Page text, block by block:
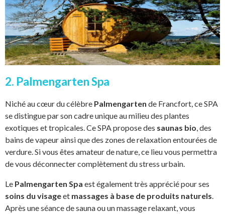
2. Palmengarten Spa
Niché au cœur du célèbre Palmengarten de Francfort, ce SPA
se distingue par son cadre unique au milieu des plantes
exotiques et tropicales. Ce SPA propose des saunas bio, des
bains de vapeur ainsi que des zones de relaxation entourées de
verdure. Si vous êtes amateur de nature, ce lieu vous permettra
de vous déconnecter complètement du stress urbain.
Le Palmengarten Spa est également très apprécié pour ses
soins du visageet massages à base de produits naturels.
Après une séance de sauna ou un massage relaxant, vous